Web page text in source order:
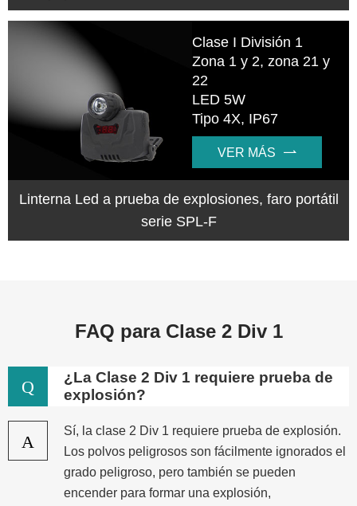
Clase I División 1
Zona 1 y 2, zona 21 y
22
LED 5W
Tipo 4X, IP67
VER MÁS 
Linterna Led a prueba de explosiones, faro portátil
serie SPL-F
FAQ para Clase 2 Div 1
Q
¿La Clase 2 Div 1 requiere prueba de
explosión?
A
Sí, la clase 2 Div 1 requiere prueba de explosión.
Los polvos peligrosos son fácilmente ignorados el
grado peligroso, pero también se pueden
encender para formar una explosión,